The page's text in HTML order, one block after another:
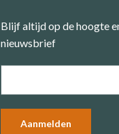
Blijf altijd op de hoogte
nieuwsbrief